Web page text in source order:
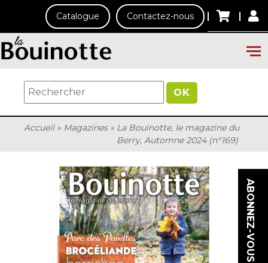
Catalogue Contactez-nous
OK
Accueil» Magazines» La Bouinotte, le magazine du
Berry, Automne 2024 (n°169)
ABONNEZ-VOUS